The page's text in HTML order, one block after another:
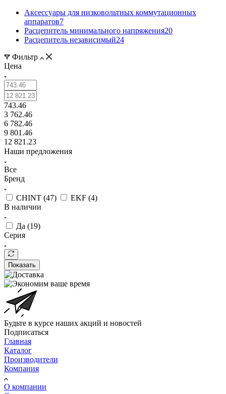
Аксессуары для низковольтных коммутационных
аппаратов7
Расцепитель минимального напряжения20
Расцепитель независимый24
Фильтр
Цена
743.46
3 762.46
6 782.46
9 801.46
12 821.23
Наши предложения
Все
Бренд
CHINT (47) EKF (4)
В наличии
Да (19)
Серия
Показать
Будьте в курсе наших акций и новостей
Подписаться
Главная
Каталог
Производители
Компания
О компании